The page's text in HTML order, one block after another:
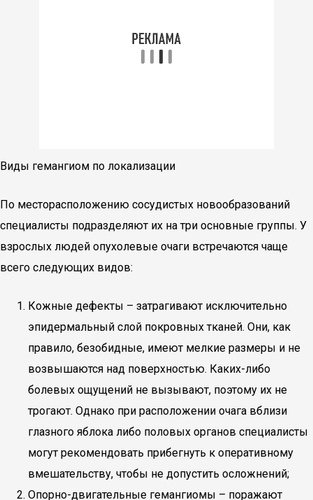
Виды гемангиом по локализации
По месторасположению сосудистых новообразований
специалисты подразделяют их на три основные группы. У
взрослых людей опухолевые очаги встречаются чаще
всего следующих видов:
Кожные дефекты – затрагивают исключительно
эпидермальный слой покровных тканей. Они, как
правило, безобидные, имеют мелкие размеры и не
возвышаются над поверхностью. Каких-либо
болевых ощущений не вызывают, поэтому их не
трогают. Однако при расположении очага вблизи
глазного яблока либо половых органов специалисты
могут рекомендовать прибегнуть к оперативному
вмешательству, чтобы не допустить осложнений;
Опорно-двигательные гемангиомы – поражают